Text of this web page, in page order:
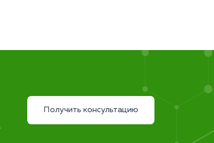
Получить консультацию